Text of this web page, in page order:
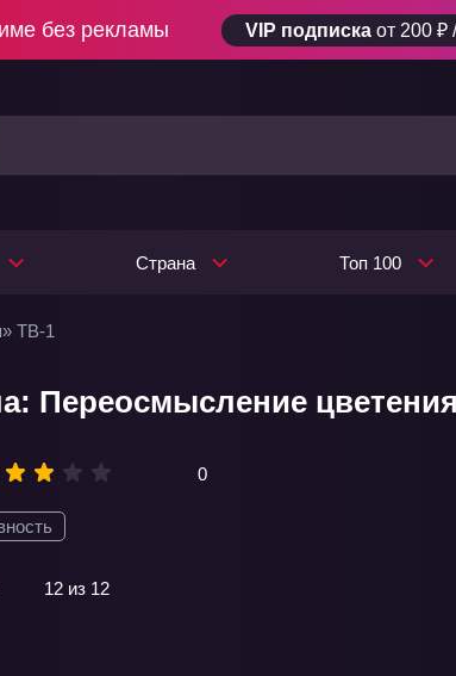
без рекламы VIP подписка от 200 ₽
Страна Топ 100
ТВ-1
Переосмысление
0
12 из 12